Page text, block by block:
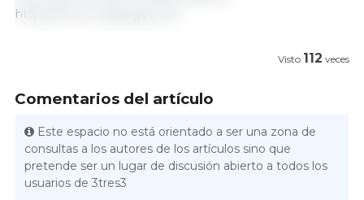
https://www.mapa.gob.es/
Visto 112 veces
Comentarios del artículo
Este espacio no está orientado a ser una zona de
consultas a los autores de los artículos sino que
pretende ser un lugar de discusión abierto a todos los
usuarios de 3tres3